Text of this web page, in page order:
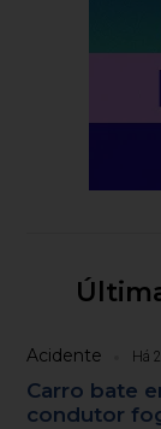
Acidente Há
Carro bate
condutor